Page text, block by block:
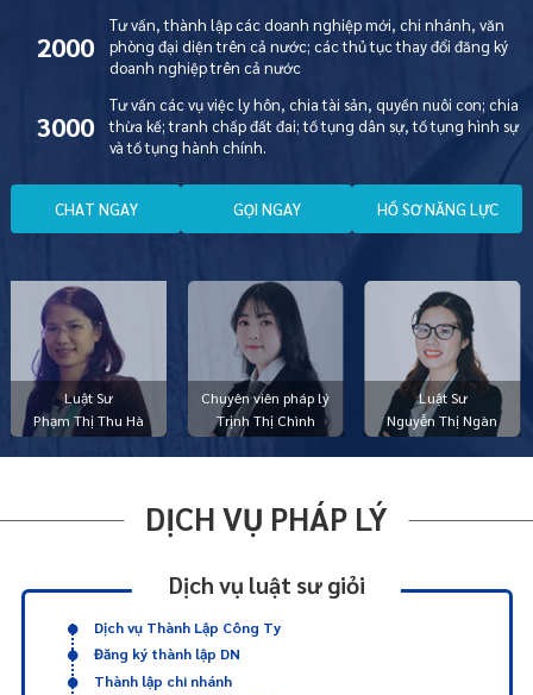
Luật Sư
Phạm Thị Thu Hà
Chuyên viên pháp lý
Trịnh Thị Chình
Luật Sư
Nguyễn Thị Ngàn
2000
Tư vấn, thành lập các doanh nghiệp mới, chi nhánh, văn
phòng đại diện trên cả nước; các thủ tục thay đổi đăng ký
doanh nghiệp trên cả nước
3000
Tư vấn các vụ việc ly hôn, chia tài sản, quyền nuôi con; chia
thừa kế; tranh chấp đất đai; tố tụng dân sự, tố tụng hình sự
và tố tụng hành chính.
CHAT NGAY GỌI NGAY HỒ SƠ NĂNG LỰC
DỊCH VỤ PHÁP LÝ
Dịch vụ luật sư giỏi
Dịch vụ Thành Lập Công Ty
Đăng ký thành lập DN
Thành lập chi nhánh